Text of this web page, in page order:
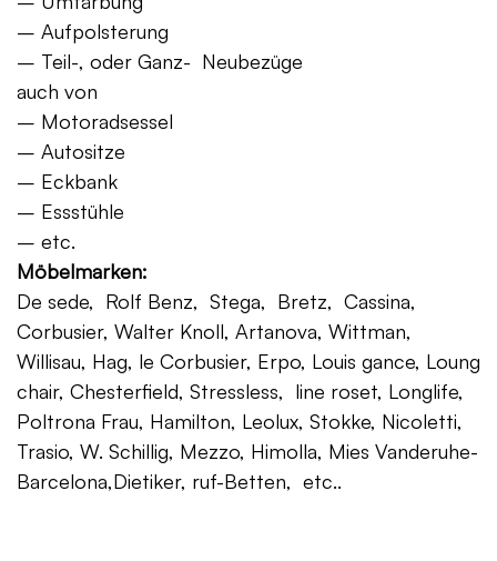
– Aufpolsterung
– Teil-, oder Ganz- Neubezüge
auch von
– Motoradsessel
– Autositze
– Eckbank
– Essstühle
– etc.
Möbelmarken:
De sede, Rolf Benz, Stega, Bretz, Cassina,
Corbusier, Walter Knoll, Artanova, Wittman,
Willisau, Hag, le Corbusier, Erpo, Louis gance, Loung
chair, Chesterfield, Stressless, line roset, Longlife,
Poltrona Frau, Hamilton, Leolux, Stokke, Nicoletti,
Trasio, W. Schillig, Mezzo, Himolla, Mies Vanderuhe-
Barcelona,Dietiker, ruf-Betten, etc..